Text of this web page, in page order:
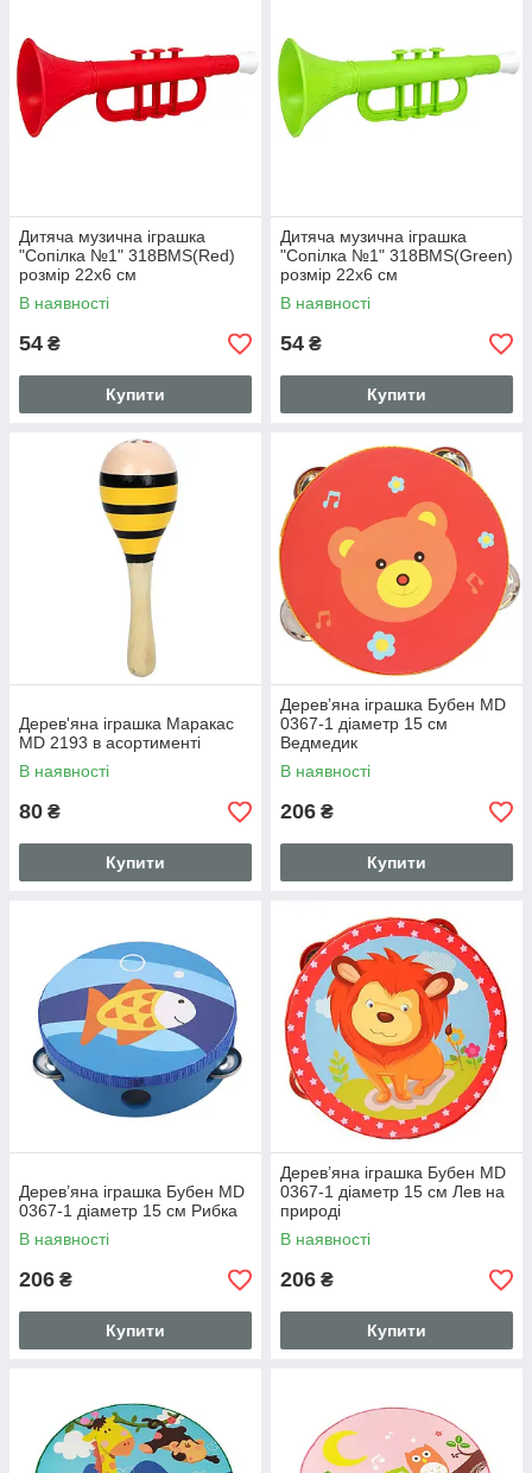
Дитяча музична іграшка
"Сопілка №1" 318BMS(Red)
розмір 22х6 см
В наявності
54 ₴
Купити
Дитяча музична іграшка
"Сопілка №1" 318BMS(Green)
розмір 22х6 см
В наявності
54 ₴
Купити
Дерев'яна іграшка Маракас
MD 2193 в асортименті
В наявності
80 ₴
Купити
Дерев’яна іграшка Бубен MD
0367-1 діаметр 15 см
Ведмедик
В наявності
206 ₴
Купити
Дерев’яна іграшка Бубен MD
0367-1 діаметр 15 см Рибка
В наявності
206 ₴
Купити
Дерев’яна іграшка Бубен MD
0367-1 діаметр 15 см Лев на
природі
В наявності
206 ₴
Купити